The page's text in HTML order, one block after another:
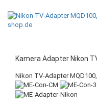
Kamera Adapter Nikon
Nikon TV-Adapter